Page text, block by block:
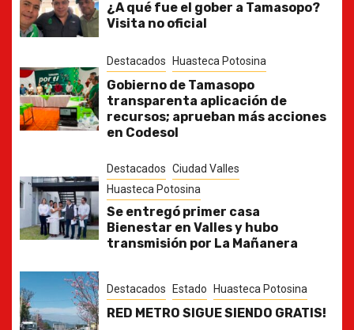
¿A qué fue el gober a Tamasopo?
Visita no oficial
Destacados Huasteca Potosina
Gobierno de Tamasopo
transparenta aplicación de
recursos; aprueban más acciones
en Codesol
Destacados Ciudad Valles
Huasteca Potosina
Se entregó primer casa
Bienestar en Valles y hubo
transmisión por La Mañanera
Destacados Estado Huasteca Potosina
RED METRO SIGUE SIENDO GRATIS!